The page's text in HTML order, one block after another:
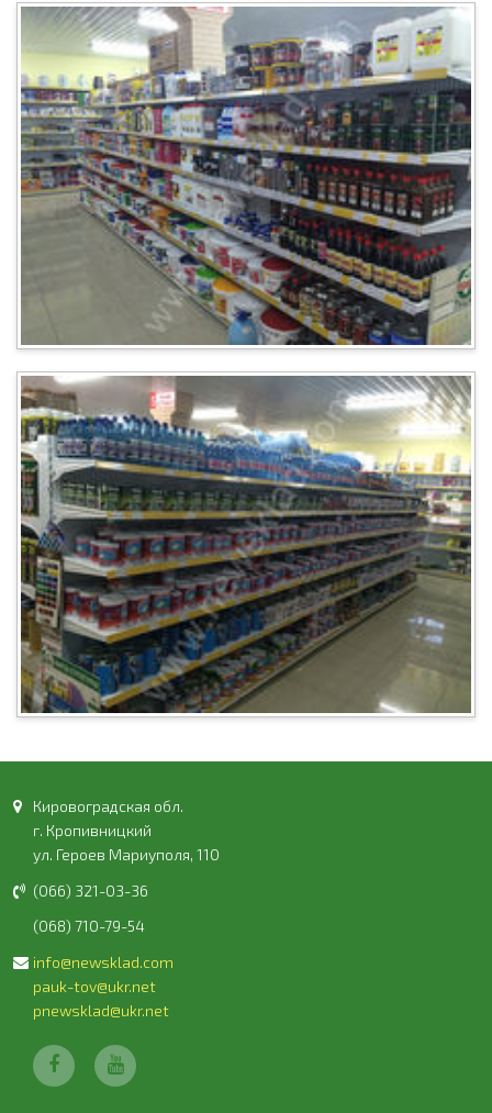
Кировоградская обл.
г. Кропивницкий
ул. Героев Мариуполя, 110
(066) 321-03-36
(068) 710-79-54
info@newsklad.com
pauk-tov@ukr.net
pnewsklad@ukr.net